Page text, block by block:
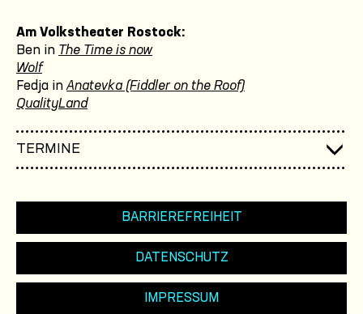
Am Volkstheater Rostock:
Ben in The Time is now
Wolf
Fedja in Anatevka (Fiddler on the Roof)
QualityLand
TERMINE
BARRIEREFREIHEIT
DATENSCHUTZ
IMPRESSUM